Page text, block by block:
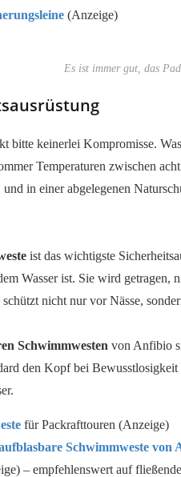
(Anzeige)
Es ist immer gut, das
bitte keinerlei Kompromisse.
Temperaturen zwischen
und in einer abgelegenen
ist das wichtigste
Wasser ist. Sie wird getragen,
schützt nicht nur vor Nässe,
Schwimmwesten von Anfibio
den Kopf bei
für Packrafttouren (Anzeige)
Schwimmweste von
– empfehlenswert auf